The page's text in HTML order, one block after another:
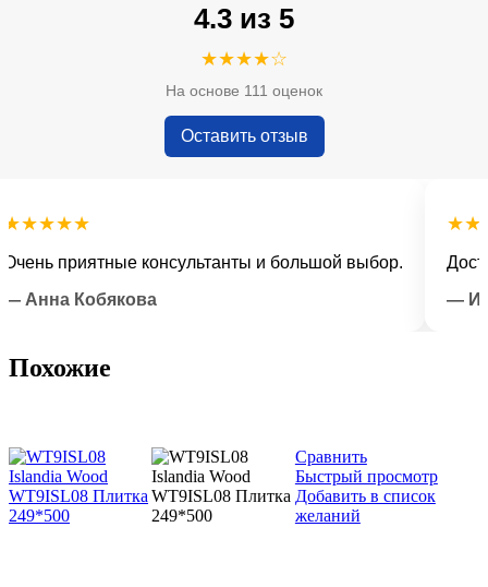
4.3 из 5
★★★★☆
На основе 111 оценок
Оставить отзыв
приятные консультанты и большой выбор.
Кобякова
— Илья
Похожие
Сравнить
Быстрый просмотр
Добавить в список
желаний